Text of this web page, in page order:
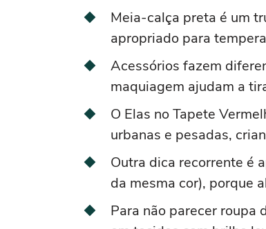
Meia-calça preta é um
apropriado para
Acessórios fazem
maquiagem ajudam a
O Elas no Tapete
urbanas e pesadas,
Outra dica recorrente é
da mesma cor), porque
Para não parecer roupa